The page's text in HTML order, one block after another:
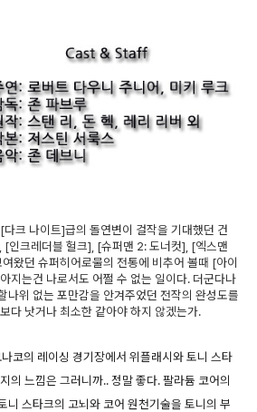
크 나이트]급의 돌연변이 걸작을 기대했던 건
인크레더블 헐크], [슈퍼맨 2: 도너컷], [엑스맨
왔던 슈퍼히어로물의 전통에 비추어 볼때 [아이
지는건 나로서도 어쩔 수 없는 일이다. 더군다나
나위 없는 포만감을 안겨주었던 전작의 완성도를
다 낫거나 최소한 같아야 하지 않겠는가.
코의 레이싱 경기장에서 위플래시와 토니 스타
의 느낌은 그러니까.. 정말 좋다. 팔라듐 코어의
니 스타크의 고뇌와 코어 원천기술을 토니의 부